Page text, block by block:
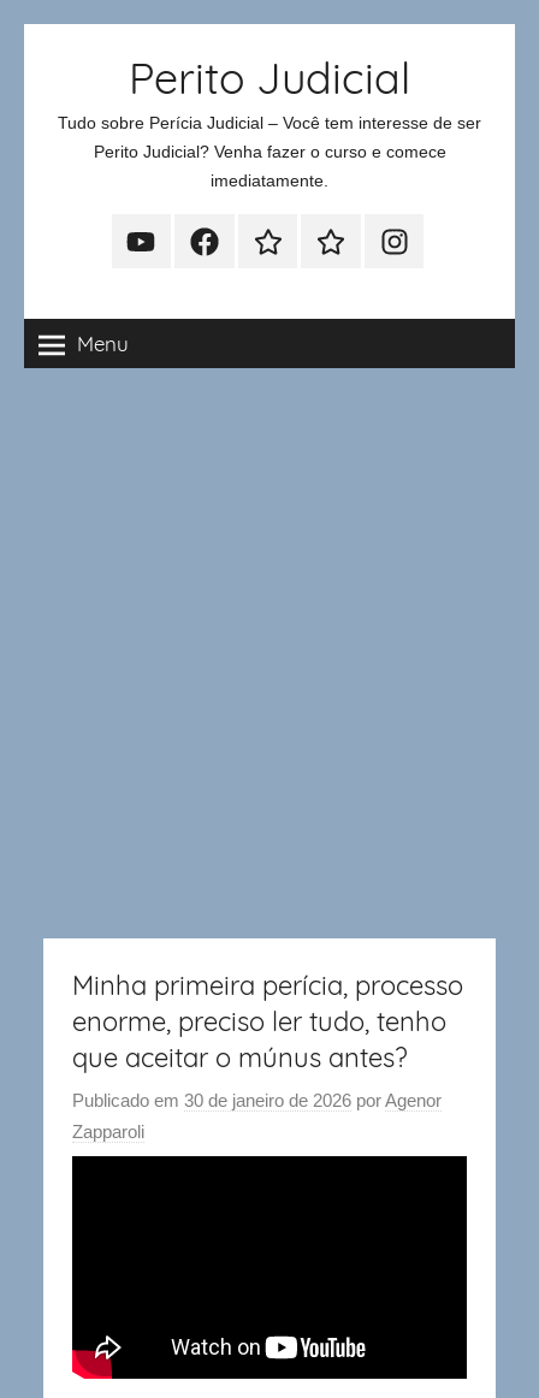
conteúdo
Perito Judicial
Tudo sobre Perícia Judicial – Você tem interesse de ser
Perito Judicial? Venha fazer o curso e comece
imediatamente.
Youtube FacebookWhatsappTelegramInstagram
Menu
Minha primeira perícia, processo
enorme, preciso ler tudo, tenho
que aceitar o múnus antes?
Publicado em 30 de janeiro de 2026 porAgenor
Zapparoli